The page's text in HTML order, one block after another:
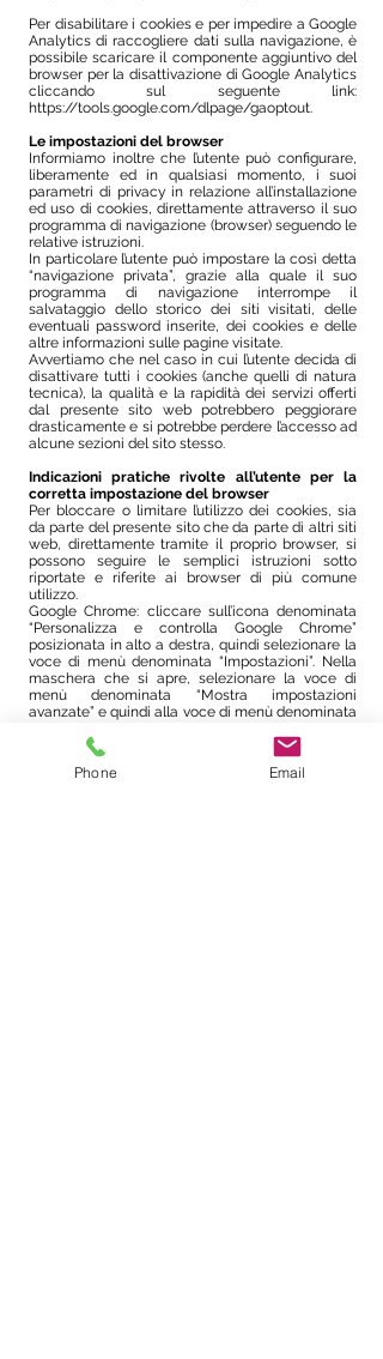
Per disabilitare i cookies e per impedire a Google
Analytics di raccogliere dati sulla navigazione, è
possibile scaricare il componente aggiuntivo del
browser per la disattivazione di Google Analytics
cliccando sul seguente link:
https://tools.google.com/dlpage/gaoptout.
Le impostazioni del browser
Informiamo inoltre che l’utente può configurare,
liberamente ed in qualsiasi momento, i suoi
parametri di privacy in relazione all’installazione
ed uso di cookies, direttamente attraverso il suo
programma di navigazione (browser) seguendo le
relative istruzioni.
In particolare l’utente può impostare la così detta
“navigazione privata”, grazie alla quale il suo
programma di navigazione interrompe il
salvataggio dello storico dei siti visitati, delle
eventuali password inserite, dei cookies e delle
altre informazioni sulle pagine visitate.
Avvertiamo che nel caso in cui l’utente decida di
disattivare tutti i cookies (anche quelli di natura
tecnica), la qualità e la rapidità dei servizi offerti
dal presente sito web potrebbero peggiorare
drasticamente e si potrebbe perdere l’accesso ad
alcune sezioni del sito stesso.
Indicazioni pratiche rivolte all’utente per la
corretta impostazione del browser
Per bloccare o limitare l’utilizzo dei cookies, sia
da parte del presente sito che da parte di altri siti
web, direttamente tramite il proprio browser, si
possono seguire le semplici istruzioni sotto
riportate e riferite ai browser di più comune
utilizzo.
Google Chrome: cliccare sull’icona denominata
“Personalizza e controlla Google Chrome”
posizionata in alto a destra, quindi selezionare la
voce di menù denominata “Impostazioni”. Nella
maschera che si apre, selezionare la voce di
menù denominata “Mostra impostazioni
avanzate” e quindi alla voce di menù denominata
contenuti” ove è possibile impostare il blocco di
tutti o parte dei cookies.
Microsoft Internet Explorer: cliccare sull’icona
Phone Email